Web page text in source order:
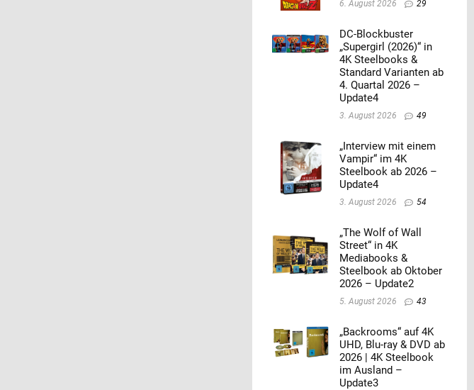
6. August 2026 29
DC-Blockbuster
„Supergirl (2026)“ in
4K Steelbooks &
Standard Varianten ab
4. Quartal 2026 –
Update4
3. August 2026 49
„Interview mit einem
Vampir“ im 4K
Steelbook ab 2026 –
Update4
3. August 2026 54
„The Wolf of Wall
Street“ in 4K
Mediabooks &
Steelbook ab Oktober
2026 – Update2
5. August 2026 43
„Backrooms“ auf 4K
UHD, Blu-ray & DVD ab
2026 | 4K Steelbook
im Ausland –
Update3